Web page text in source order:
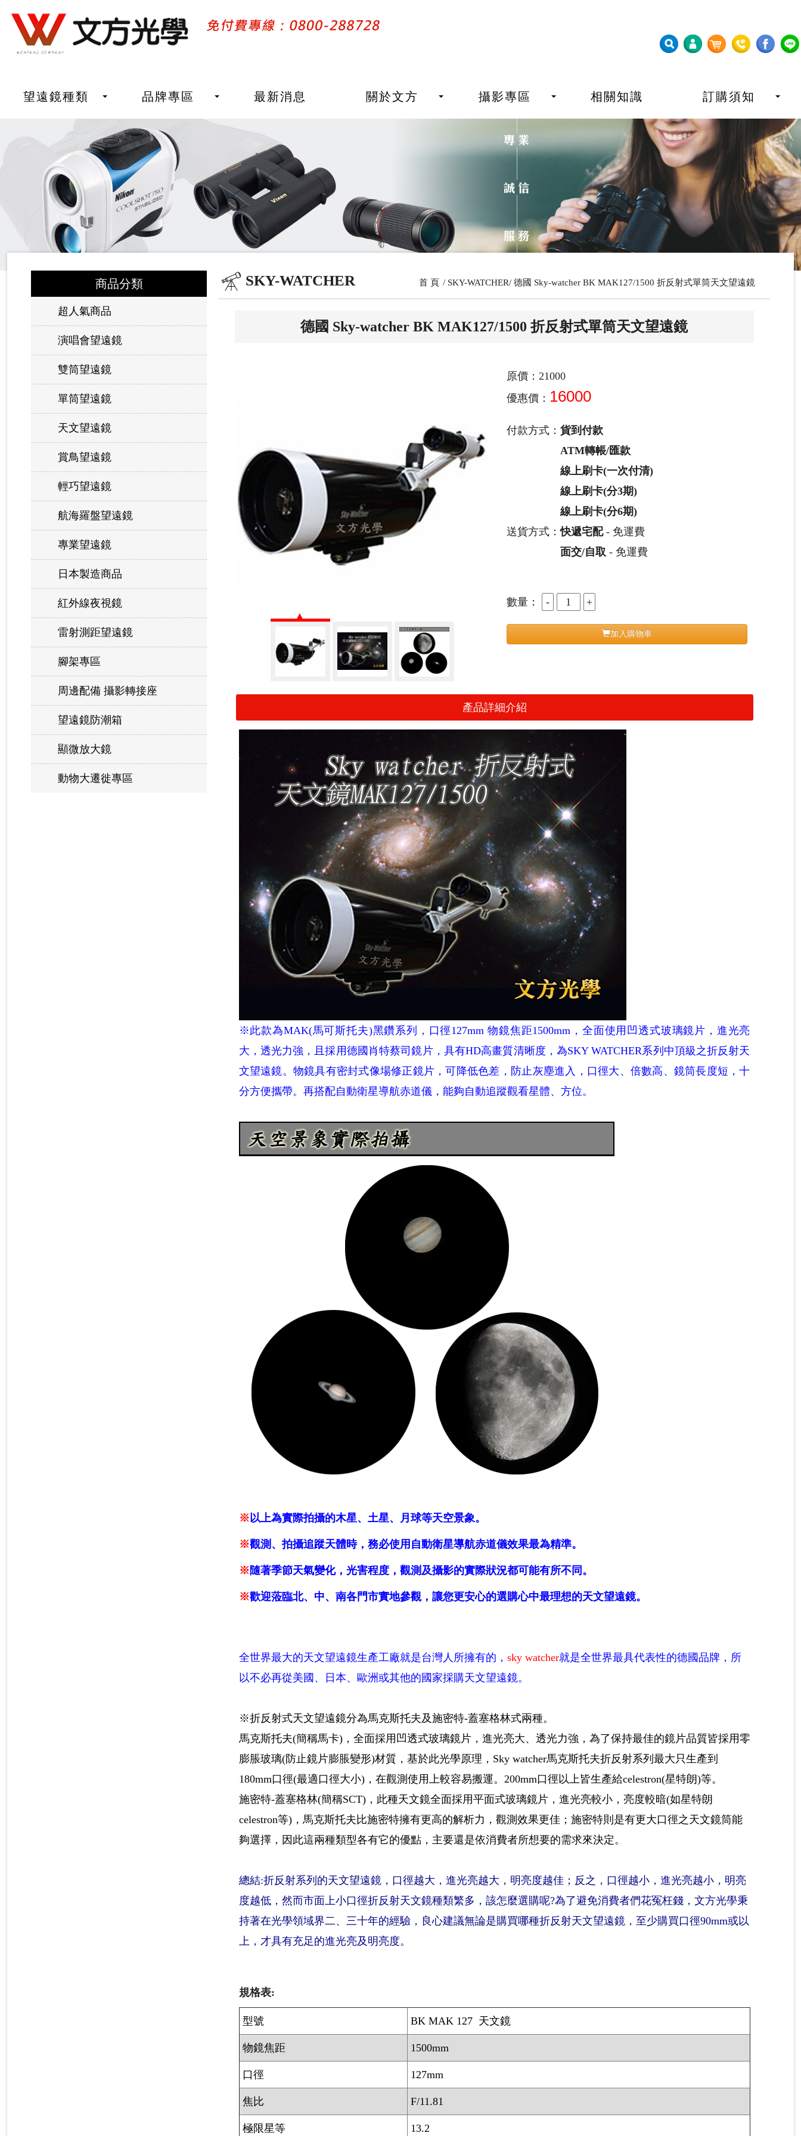
望遠鏡種類 品牌專區 最新消息 關於文方 攝影專區 相關知識 訂購須知
商品分類
超人氣商品
演唱會望遠鏡
雙筒望遠鏡
單筒望遠鏡
天文望遠鏡
賞鳥望遠鏡
輕巧望遠鏡
航海羅盤望遠鏡
專業望遠鏡
日本製造商品
紅外線夜視鏡
雷射測距望遠鏡
腳架專區
周邊配備 攝影轉接座
望遠鏡防潮箱
顯微放大鏡
動物大遷徙專區
SKY-WATCHER 首 頁 SKY-WATCHER 德國 Sky-watcher BK MAK127/1500 折反射式單筒天文望遠鏡
德國 Sky-watcher BK MAK127/1500 折反射式單筒天文望遠鏡
原價：21000
優惠價： 16000
付款方式： 貨到付款
ATM轉帳/匯款
線上刷卡(一次付清)
線上刷卡(分3期)
線上刷卡(分6期)
送貨方式：快遞宅配- 免運費
面交/自取 - 免運費
數量：
加入購物車
產品詳細介紹
※此款為MAK(馬可斯托夫)黑鑽系列，口徑127mm 物鏡焦距1500mm，全面使用凹透式玻璃鏡片，進光亮
大，透光力強，且採用德國肖特蔡司鏡片，具有HD高畫質清晰度，為SKY WATCHER系列中頂級之折反射天
文望遠鏡。物鏡具有密封式像場修正鏡片，可降低色差，防止灰塵進入，口徑大、倍數高、鏡筒長度短，十
分方便攜帶。再搭配自動衛星導航赤道儀，能夠自動追蹤觀看星體、方位。
※ 以上為實際拍攝的木星、土星、月球等天空景象。
※觀測、拍攝追蹤天體時，務必使用自動衛星導航赤道儀效果最為精準。
※隨著季節天氣變化，光害程度，觀測及攝影的實際狀況都可能有所不同。
※歡迎蒞臨北、中、南各門市實地參觀，讓您更安心的選購心中最理想的天文望遠鏡。
全世界最大的天文望遠鏡生產工廠就是台灣人所擁有的， sky watcher就是全世界最具代表性的德國品牌，所
以不必再從美國、日本、歐洲或其他的國家採購天文望遠鏡。
※折反射式天文望遠鏡分為馬克斯托夫及施密特-蓋塞格林式兩種。
馬克斯托夫(簡稱馬卡)，全面採用凹透式玻璃鏡片，進光亮大、透光力強，為了保持最佳的鏡片品質皆採用零
膨脹玻璃(防止鏡片膨脹變形)材質，基於此光學原理，Sky watcher馬克斯托夫折反射系列最大只生產到
180mm口徑(最適口徑大小)，在觀測使用上較容易搬運。200mm口徑以上皆生產給celestron(星特朗)等。
施密特-蓋塞格林(簡稱SCT)，此種天文鏡全面採用平面式玻璃鏡片，進光亮較小，亮度較暗(如星特朗
celestron等)，馬克斯托夫比施密特擁有更高的解析力，觀測效果更佳；施密特則是有更大口徑之天文鏡筒能
夠選擇，因此這兩種類型各有它的優點，主要還是依消費者所想要的需求來決定。
總結:折反射系列的天文望遠鏡，口徑越大，進光亮越大，明亮度越佳；反之，口徑越小，進光亮越小，明亮
度越低，然而市面上小口徑折反射天文鏡種類繁多，該怎麼選購呢?為了避免消費者們花冤枉錢，文方光學秉
持著在光學領域界二、三十年的經驗，良心建議無論是購買哪種折反射天文望遠鏡，至少購買口徑90mm或以
上，才具有充足的進光亮及明亮度。
規格表:
型號 BK MAK 127 天文鏡
物鏡焦距 1500mm
口徑 127mm
焦比 F/11.81
極限星等 13.2